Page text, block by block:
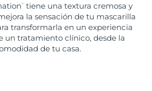
™
tiene una textura cremosa y
la sensación de tu mascarilla
transformarla en un experiencia
un tratamiento clínico, desde la
de tu casa.